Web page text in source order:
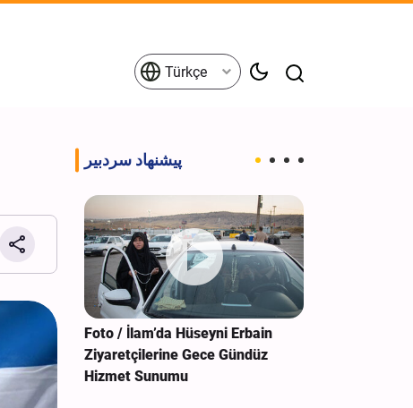
Türkçe
پیشنهاد سردبیر
Darbe: 4
Foto / İlam’da Hüseyni Erbain
Ziyaretçilerine Gece Gündüz
Hizmet Sunumu